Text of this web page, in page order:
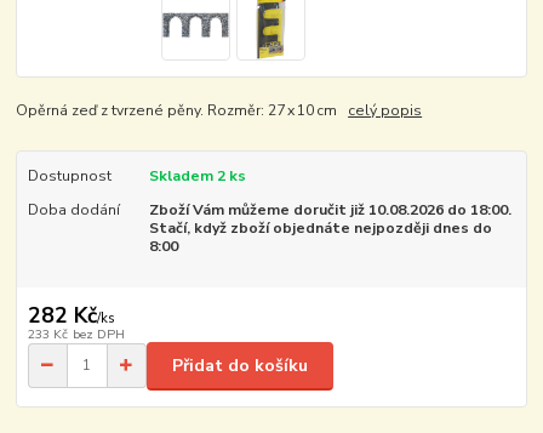
Opěrná zeď z tvrzené pěny. Rozměr: 27 x 10 cm celý popis
Dostupnost
Skladem 2 ks
Doba dodání
Zboží Vám můžeme doručit již 10.08.2026 do 18:00.
Stačí, když zboží objednáte nejpozději dnes do
8:00
282 Kč/ks
233 Kč bez DPH
Přidat do košíku